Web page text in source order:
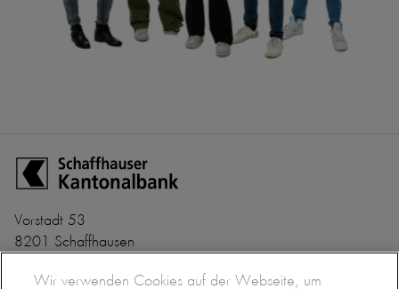
Vorstadt 53
8201 Schaffhausen
info@shkb.ch
BIC/SWIFT SHKBCH2S
Wir verwenden Cookies auf der Webseite, um